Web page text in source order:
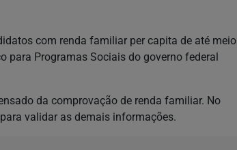
com renda familiar per capita de até meio
para Programas Sociais do governo federal
da comprovação de renda familiar. No
validar as demais informações.